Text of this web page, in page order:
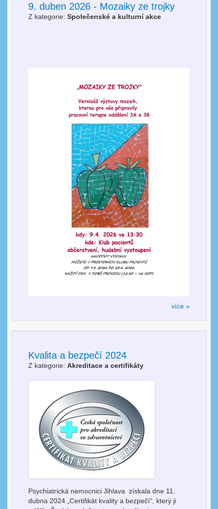
9. duben 2026 - Mozaiky ze trojky
Z kategorie: Společenské a kulturní akce
více »
Kvalita a bezpečí 2024
Z kategorie: Akreditace a certifikáty
Psychiatrická nemocnici Jihlava získala dne 11.
dubna 2024 „Certifikát kvality a bezpečí“, který ji